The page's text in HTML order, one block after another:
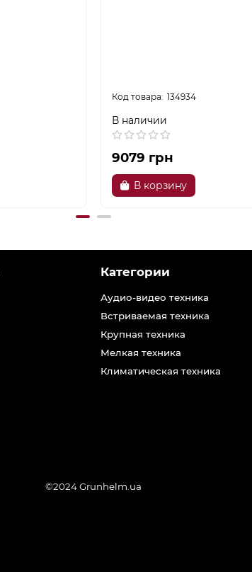
134934
В наличии
9079 грн
В корзину
Категории
Аудио-видео техника
Встриваемая техника
Крупная техника
Мелкая техника
Климатическая техника
©2024 Grunhelm.ua